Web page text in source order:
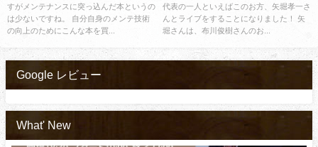
すがメンテナンスに突っ込んだ本というの
は少ないですね。 自分自身のメンテ技術
の向上のためにこんな本を買...
代表の一人といえばこのお方、矢堀孝一さ
んとライブをすることになりました！ 矢
堀さんは、布川俊樹さんのお...
Google レビュー
What' New